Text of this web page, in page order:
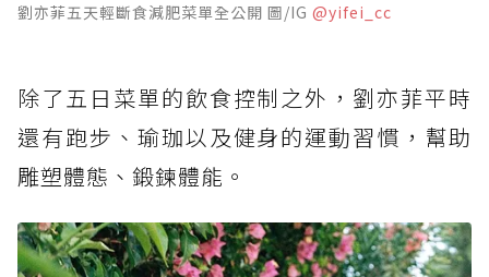
劉亦菲五天輕斷食減肥菜單全公開 圖/IG @yifei_cc
除了五日菜單的飲食控制之外，劉亦菲平時
還有跑步、瑜珈以及健身的運動習慣，幫助
雕塑體態、鍛鍊體能。